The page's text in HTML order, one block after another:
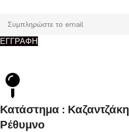
ΕΓΓΡΑΦΗ
Κατάστημα :
Ρέθυμνο